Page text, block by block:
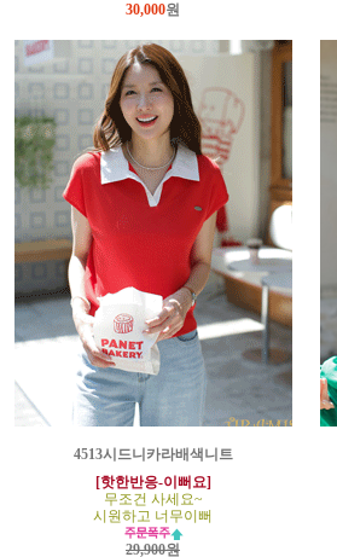
30,000원
4513시드니카라배색니트
[핫한반응-이뻐요]
무조건 사세요~
시원하고 너무이뻐
29,900원